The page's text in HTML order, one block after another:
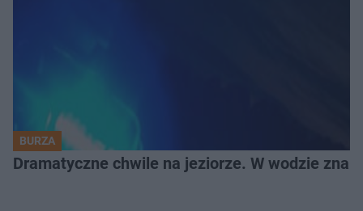
BURZA
Dramatyczne chwile na jeziorze. W wodzie